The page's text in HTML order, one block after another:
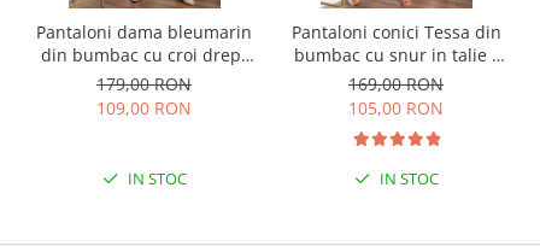
Pantaloni dama bleumarin
din bumbac cu croi drept
Cara
179,00 RON
109,00 RON
IN STOC
Pantaloni conici Tessa din
bumbac cu snur in talie -
Negru
169,00 RON
105,00 RON
IN STOC